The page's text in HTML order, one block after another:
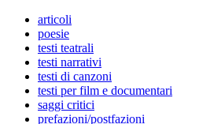
articoli
poesie
testi teatrali
testi narrativi
testi di canzoni
testi per film e documentari
saggi critici
prefazioni/postfazioni